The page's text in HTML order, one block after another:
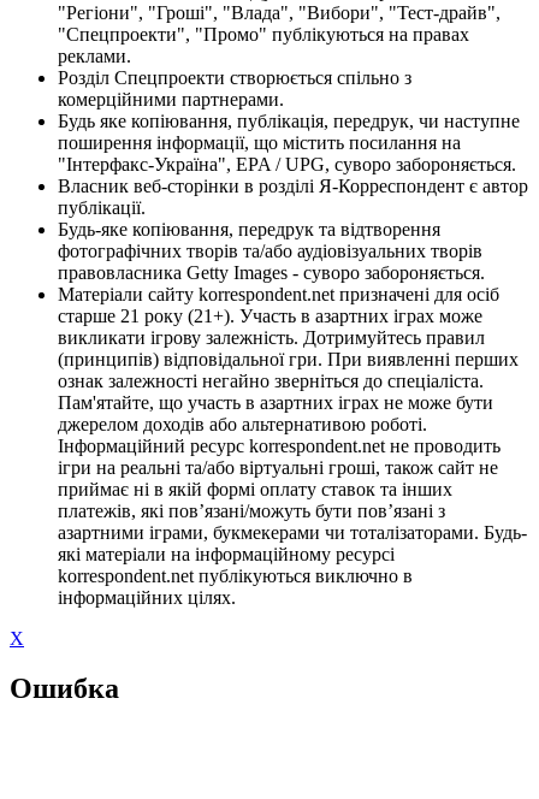
"Регіони", "Гроші", "Влада", "Вибори", "Тест-драйв",
"Спецпроекти", "Промо" публікуються на правах
реклами.
Розділ Спецпроекти створюється спільно з
комерційними партнерами.
Будь яке копіювання, публікація, передрук, чи наступне
поширення інформації, що містить посилання на
"Інтерфакс-Україна", EPA / UPG, суворо забороняється.
Власник веб-сторінки в розділі Я-Корреспондент є автор
публікації.
Будь-яке копіювання, передрук та відтворення
фотографічних творів та/або аудіовізуальних творів
правовласника Getty Images - суворо забороняється.
Матеріали сайту korrespondent.net призначені для осіб
старше 21 року (21+). Участь в азартних іграх може
викликати ігрову залежність. Дотримуйтесь правил
(принципів) відповідальної гри. При виявленні перших
ознак залежності негайно зверніться до спеціаліста.
Пам'ятайте, що участь в азартних іграх не може бути
джерелом доходів або альтернативою роботі.
Інформаційний ресурс korrespondent.net не проводить
ігри на реальні та/або віртуальні гроші, також сайт не
приймає ні в якій формі оплату ставок та інших
платежів, які пов’язані/можуть бути пов’язані з
азартними іграми, букмекерами чи тоталізаторами. Будь-
які матеріали на інформаційному ресурсі
korrespondent.net публікуються виключно в
інформаційних цілях.
X
Ошибка